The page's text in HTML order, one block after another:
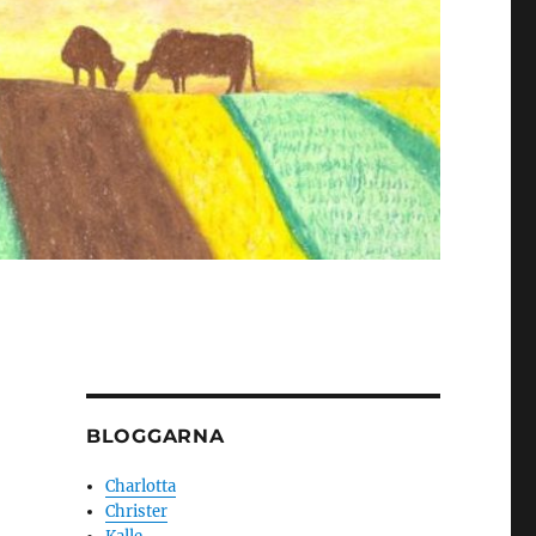
BLOGGARNA
Charlotta
Christer